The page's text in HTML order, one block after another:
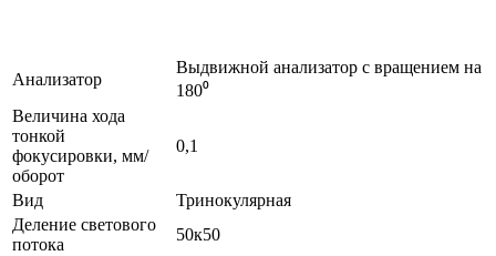
Анализатор
Выдвижной анализатор с вращением на
180⁰
Величина хода
тонкой
фокусировки, мм/
оборот
0,1
Вид
Тринокулярная
Деление светового
потока
50к50